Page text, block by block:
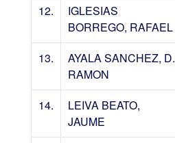
12.
IGLESIAS
BORREGO, RAFAEL
13.
AYALA SANCHEZ, D.
RAMON
14.
LEIVA BEATO,
JAUME